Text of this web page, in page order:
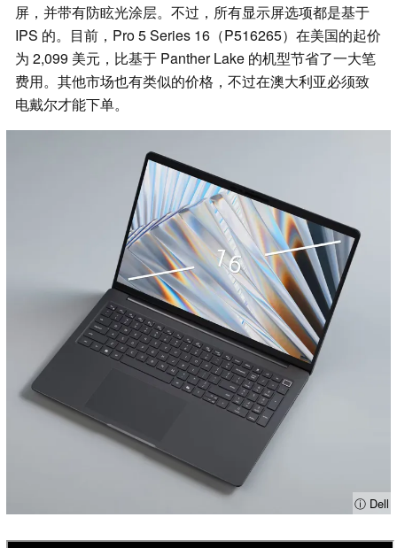
屏，并带有防眩光涂层。不过，所有显示屏选项都是基于
IPS 的。目前，Pro 5 Series 16（P516265）在美国的起价
为 2,099 美元，比基于 Panther Lake 的机型节省了一大笔
费用。其他市场也有类似的价格，不过在澳大利亚必须致
电戴尔才能下单。
ⓘ Dell